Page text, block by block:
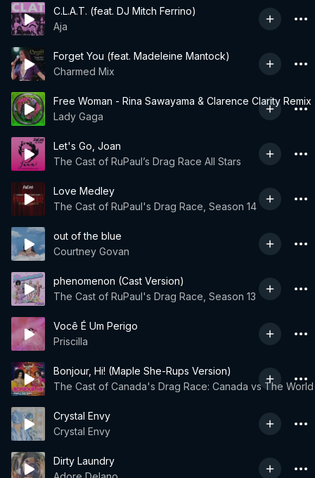
C.L.A.T. (feat. DJ Mitch Ferrino)
Aja
Forget You (feat. Madeleine Mantock)
Charmed Mix
Free Woman - Rina Sawayama & Clarence Clarity Remix
Lady Gaga
Let's Go, Joan
The Cast of RuPaul’s Drag Race All Stars
Love Medley
The Cast of RuPaul's Drag Race, Season 14
out of the blue
Courtney Govan
phenomenon (Cast Version)
The Cast of RuPaul's Drag Race, Season 13
Você É Um Perigo
Priscilla
Bonjour, Hi! (Maple She-Rups Version)
The Cast of Canada's Drag Race: Canada vs The World
Crystal Envy
Crystal Envy
Dirty Laundry